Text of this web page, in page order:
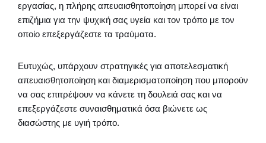
εργασίας, η πλήρης απευαισθητοποίηση μπορεί να είναι
επιζήμια για την ψυχική σας υγεία και τον τρόπο με τον
οποίο επεξεργάζεστε τα τραύματα.
Ευτυχώς, υπάρχουν στρατηγικές για αποτελεσματική
απευαισθητοποίηση και διαμερισματοποίηση που μπορούν
να σας επιτρέψουν να κάνετε τη δουλειά σας και να
επεξεργάζεστε συναισθηματικά όσα βιώνετε ως
διασώστης με υγιή τρόπο.